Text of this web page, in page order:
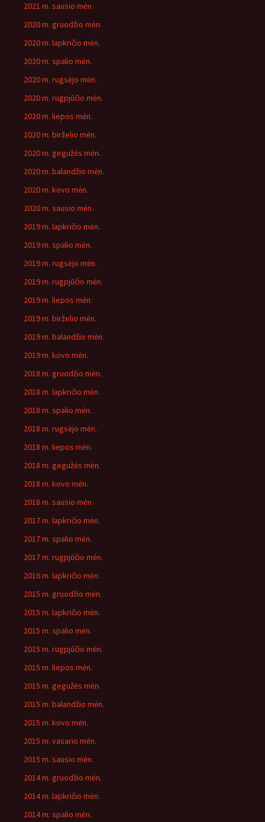
2021 m. sausio mėn.
2020 m. gruodžio mėn.
2020 m. lapkričio mėn.
2020 m. spalio mėn.
2020 m. rugsėjo mėn.
2020 m. rugpjūčio mėn.
2020 m. liepos mėn.
2020 m. birželio mėn.
2020 m. gegužės mėn.
2020 m. balandžio mėn.
2020 m. kovo mėn.
2020 m. sausio mėn.
2019 m. lapkričio mėn.
2019 m. spalio mėn.
2019 m. rugsėjo mėn.
2019 m. rugpjūčio mėn.
2019 m. liepos mėn.
2019 m. birželio mėn.
2019 m. balandžio mėn.
2019 m. kovo mėn.
2018 m. gruodžio mėn.
2018 m. lapkričio mėn.
2018 m. spalio mėn.
2018 m. rugsėjo mėn.
2018 m. liepos mėn.
2018 m. gegužės mėn.
2018 m. kovo mėn.
2018 m. sausio mėn.
2017 m. lapkričio mėn.
2017 m. spalio mėn.
2017 m. rugpjūčio mėn.
2016 m. lapkričio mėn.
2015 m. gruodžio mėn.
2015 m. lapkričio mėn.
2015 m. spalio mėn.
2015 m. rugpjūčio mėn.
2015 m. liepos mėn.
2015 m. gegužės mėn.
2015 m. balandžio mėn.
2015 m. kovo mėn.
2015 m. vasario mėn.
2015 m. sausio mėn.
2014 m. gruodžio mėn.
2014 m. lapkričio mėn.
2014 m. spalio mėn.